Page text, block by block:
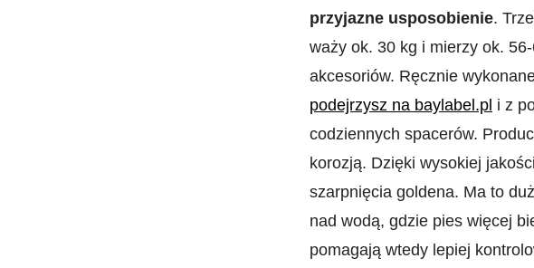
przyjazne usposobienie.
waży ok. 30 kg i mierzy ok.
akcesoriów. Ręcznie
podejrzysz na baylabel.pl i z
codziennych spacerów.
korozją. Dzięki wysokiej
szarpnięcia goldena. Ma to
nad wodą, gdzie pies więcej
pomagają wtedy lepiej